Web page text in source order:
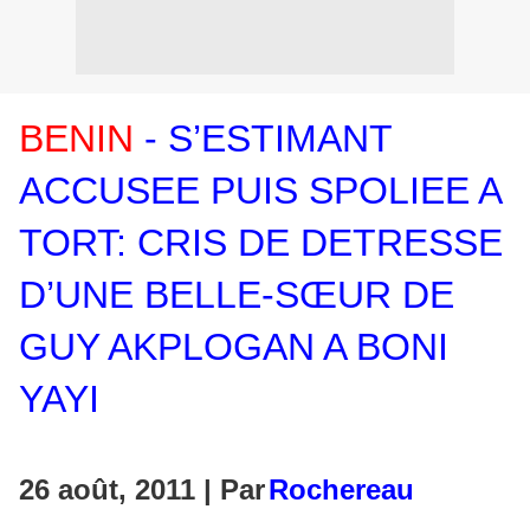
BENIN - S’ESTIMANT
ACCUSEE PUIS SPOLIEE A
TORT: CRIS DE DETRESSE
D’UNE BELLE-SŒUR DE
GUY AKPLOGAN A BONI
YAYI
26 août, 2011 | ParRochereau